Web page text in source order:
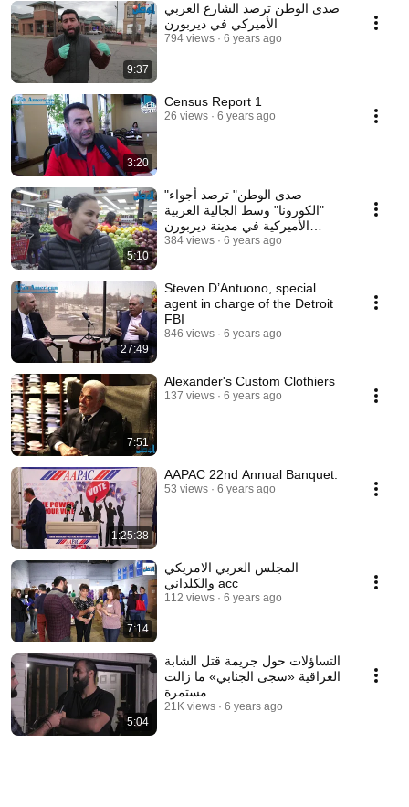
9:37
صدى الوطن ترصد الشارع العربي
الأميركي في ديربورن
794 views 6 years ago
3:20
Census Report 1
26 views 6 years ago
5:10
"صدى الوطن" ترصد أجواء
"الكورونا" وسط الجالية العربية
الأميركية في مدينة ديربورن
والمحيط.
384 views 6 years ago
27:49
Steven D’Antuono, special
agent in charge of the Detroit
FBI
846 views 6 years ago
7:51
Alexander's Custom Clothiers
137 views 6 years ago
1:25:38
AAPAC 22nd Annual Banquet.
53 views 6 years ago
7:14
المجلس العربي الامريكي
والكلداني acc
112 views 6 years ago
5:04
التساؤلات حول جريمة قتل الشابة
العراقية «سجى الجنابي» ما زالت
مستمرة
21K views 6 years ago